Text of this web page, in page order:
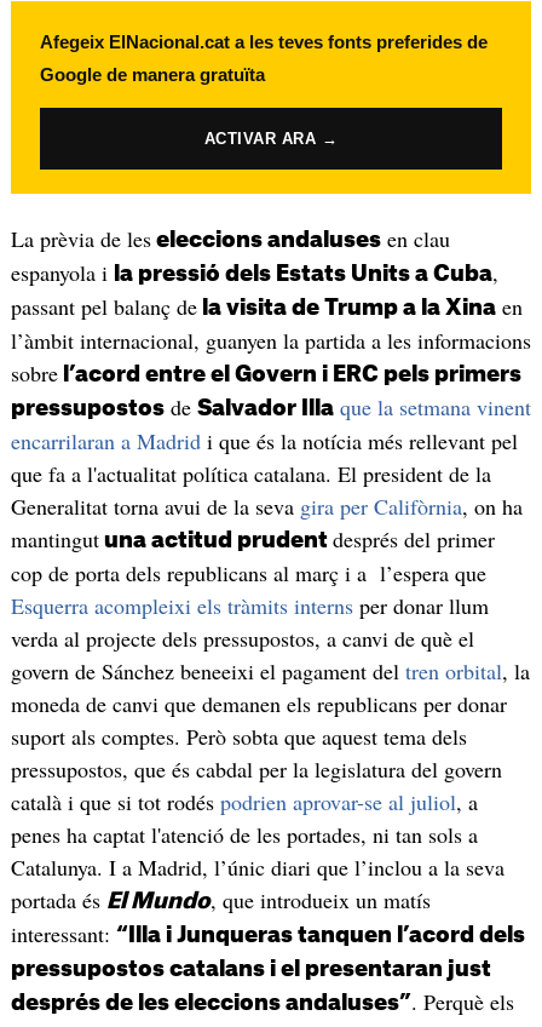
Afegeix ElNacional.cat a les teves fonts preferides de
Google de manera gratuïta
ACTIVAR ARA →
La prèvia de leseleccions andalusesen clau
espanyola i la pressió dels Estats Units a Cuba,
passant pel balanç dela visita de Trump a la Xinaen
l’àmbit internacional, guanyen la partida a les informacions
sobrel’acord entre el Govern i ERC pels primers
pressupostosde Salvador Illa que la setmana vinent
encarrilaran a Madridi que és la notícia més rellevant pel
que fa a l'actualitat política catalana. El president de la
Generalitat torna avui de la sevagira per Califòrnia, on ha
mantingutuna actitud prudent després del primer
cop de porta dels republicans al març i a l’espera que
Esquerra acompleixi els tràmits internsper donar llum
verda al projecte dels pressupostos, a canvi de què el
govern de Sánchez beneeixi el pagament del tren orbital, la
moneda de canvi que demanen els republicans per donar
suport als comptes. Però sobta que aquest tema dels
pressupostos, que és cabdal per la legislatura del govern
català i que si tot rodés podrien aprovar-se al juliol, a
penes ha captat l'atenció de les portades, ni tan sols a
Catalunya. I a Madrid, l’únic diari que l’inclou a la seva
portada és El Mundo, que introdueix un matís
interessant: “Illa i Junqueras tanquen l’acord dels
pressupostos catalans i el presentaran just
després de les eleccions andaluses”. Perquè els